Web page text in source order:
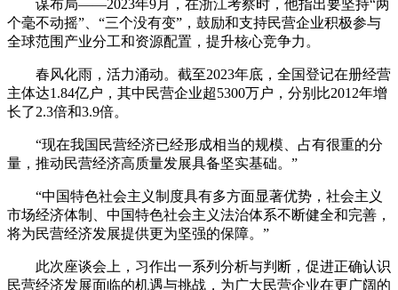
谋布局——2023年9月，在浙江考察时，他指出要坚持“两
个毫不动摇”、“三个没有变”，鼓励和支持民营企业积极参与
全球范围产业分工和资源配置，提升核心竞争力。
春风化雨，活力涌动。截至2023年底，全国登记在册经营
主体达1.84亿户，其中民营企业超5300万户，分别比2012年增
长了2.3倍和3.9倍。
“现在我国民营经济已经形成相当的规模、占有很重的分
量，推动民营经济高质量发展具备坚实基础。”
“中国特色社会主义制度具有多方面显著优势，社会主义
市场经济体制、中国特色社会主义法治体系不断健全和完善，
将为民营经济发展提供更为坚强的保障。”
此次座谈会上，习作出一系列分析与判断，促进正确认识
民营经济发展面临的机遇与挑战，为广大民营企业在更广阔的